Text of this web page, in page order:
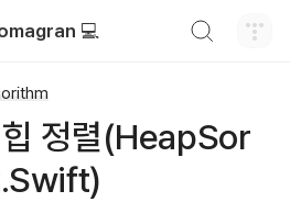
💻
정렬(HeapSor